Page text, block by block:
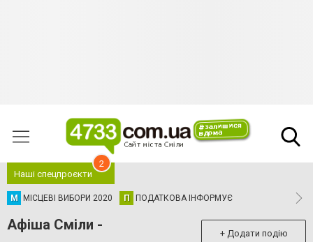
Наші спецпроєкти
2
М МІСЦЕВІ ВИБОРИ 2020 П ПОДАТКОВА ІНФОРМУЄ
Афіша Сміли - + Додати подію